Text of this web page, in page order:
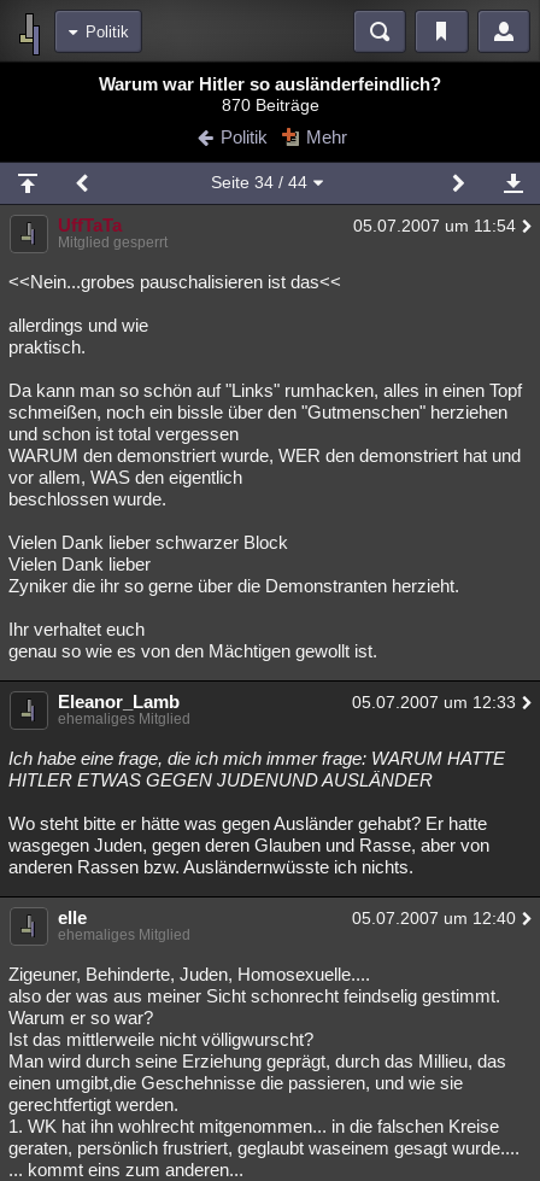
Politik
Blogs Videos
Chat Wiki Neuigkeiten
meine Rubriken
Menschen Mystery Kriminalfälle
Spiritualität Verschwörungen Technologie
Natur Umfragen
Philosophie Träume Orte Esoterik Literatur
Astronomie Helpdesk Gruppen Gaming Filme
Musik Clash Verbesserungen
Besucht Teilgenommen
Warum war Hitler so ausländerfeindlich?
870 Beiträge
Politik Mehr
Seite 34/ 44
UffTaTa 05.07.2007 um 11:54
Mitglied gesperrt
<<Nein...grobes pauschalisieren ist das<<
allerdings und wie
praktisch.
Da kann man so schön auf "Links" rumhacken, alles in einen Topf
schmeißen, noch ein bissle über den "Gutmenschen" herziehen
und schon ist total vergessen
WARUM den demonstriert wurde, WER den demonstriert hat und
vor allem, WAS den eigentlich
beschlossen wurde.
Vielen Dank lieber schwarzer Block
Vielen Dank lieber
Zyniker die ihr so gerne über die Demonstranten herzieht.
Ihr verhaltet euch
genau so wie es von den Mächtigen gewollt ist.
Eleanor_Lamb 05.07.2007 um 12:33
ehemaliges Mitglied
Ich habe eine frage, die ich mich immer frage: WARUM HATTE
HITLER ETWAS GEGEN JUDENUND AUSLÄNDER
Wo steht bitte er hätte was gegen Ausländer gehabt? Er hatte
wasgegen Juden, gegen deren Glauben und Rasse, aber von
anderen Rassen bzw. Ausländernwüsste ich nichts.
elle 05.07.2007 um 12:40
ehemaliges Mitglied
Zigeuner, Behinderte, Juden, Homosexuelle....
also der was aus meiner Sicht schonrecht feindselig gestimmt.
Warum er so war?
Ist das mittlerweile nicht völligwurscht?
Man wird durch seine Erziehung geprägt, durch das Millieu, das
einen umgibt,die Geschehnisse die passieren, und wie sie
gerechtfertigt werden.
1. WK hat ihn wohlrecht mitgenommen... in die falschen Kreise
geraten, persönlich frustriert, geglaubt waseinem gesagt wurde....
... kommt eins zum anderen...